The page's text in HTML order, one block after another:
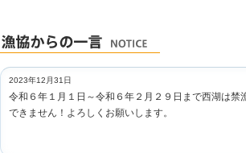
2023年12月31日
令和６年１月１日～令和６年２月２９日まで西湖は禁
できません！よろしくお願いします。